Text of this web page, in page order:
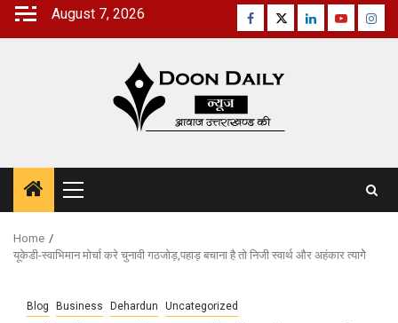
Skip
August 7, 2026 Facebook
TwitterLinkedinYoutube
Primary
Menu
Home
यूकेडी-स्वाभिमान मोर्चा करे चुनावी गठजोड़,पहाड़ बचाना है तो निजी स्वार्थ और अहंकार त्यागेे
Blog Business Dehardun Uncategorized